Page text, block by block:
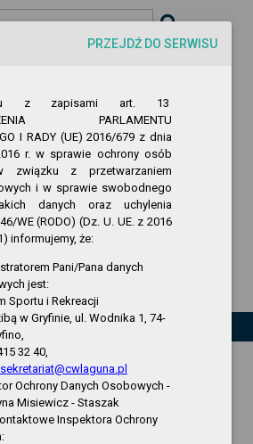
Publicznej
Rekreacji w Gryfinie
PRZEJDŹ DO SERWISU
z zapisami art. 13
PARLAMENTU
I RADY (UE) 2016/679 z dnia
r. w sprawie ochrony osób
związku z przetwarzaniem
i w sprawie swobodnego
danych oraz uchylenia
WE (RODO) (Dz. U. UE. z 2016
informujemy, że:
Pani/Pana danych
jest:
Sportu i Rekreacji
w Gryfinie, ul. Wodnika 1, 74-
32 40,
sekretariat@cwlaguna.pl
Ochrony Danych Osobowych -
Misiewicz - Staszak
Inspektora Ochrony